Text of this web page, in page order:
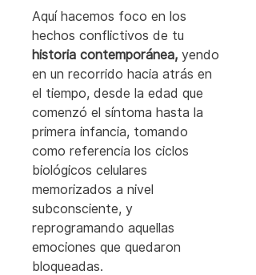
Aquí hacemos foco en los
hechos conflictivos de tu
historia contemporánea, yendo
en un recorrido hacia atrás en
el tiempo, desde la edad que
comenzó el síntoma hasta la
primera infancia, tomando
como referencia los ciclos
biológicos celulares
memorizados a nivel
subconsciente, y
reprogramando aquellas
emociones que quedaron
bloqueadas.